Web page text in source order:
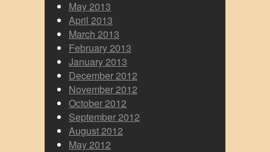
May 2013
April 2013
March 2013
February 2013
January 2013
December 2012
November 2012
October 2012
September 2012
August 2012
May 2012